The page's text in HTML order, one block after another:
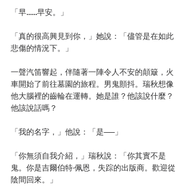
「早……早安。」
「真的很高興見到你，」她說：「儘管是在如此
悲傷的情況下。」
一聲汽笛響起，伴隨著一陣令人不安的顛簸，火
車開始了前往墓園的旅程。男鬼顫抖。瑞秋想像
他大腦裡的齒輪在運轉。她是誰？他該說什麼？
他該說話嗎？
「我的名字，」他說：「是──」
「你無須自我介紹，」瑞秋說：「你其實不是
鬼。你是吉爾伯特‧佩恩，失踪的出版商。歡迎從
陰間回來。」